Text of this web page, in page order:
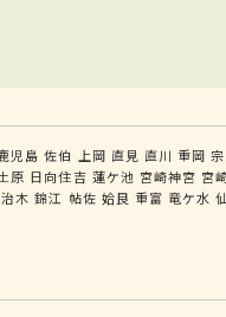
児島 佐伯 上岡 直見 直川 重岡
原 日向住吉 蓮ケ池 宮崎神宮 宮
木 錦江 帖佐 姶良 重富 竜ケ水